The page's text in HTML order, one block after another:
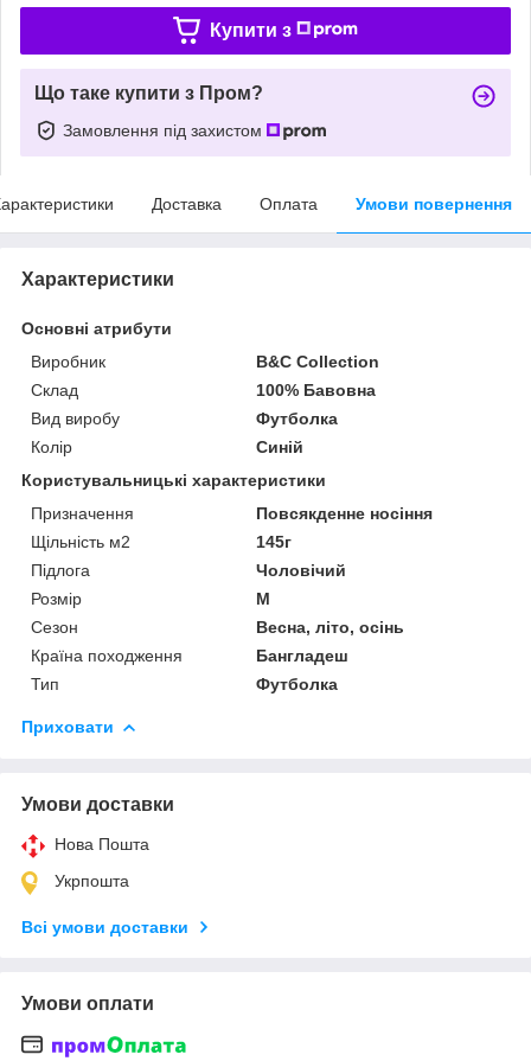
Купити з
Що таке купити з Пром?
Замовлення під захистом
Доставка Оплата Умови повернення
Характеристики
Основні атрибути
Виробник
B&C Collection
Склад
100% Бавовна
Вид виробу
Футболка
Колір
Синій
Користувальницькі характеристики
Призначення
Повсякденне носіння
Щільність м2
145г
Підлога
Чоловічий
Розмір
M
Сезон
Весна, літо, осінь
Країна походження
Бангладеш
Тип
Футболка
Приховати
Умови доставки
Нова Пошта
Укрпошта
Всі умови доставки
Умови оплати